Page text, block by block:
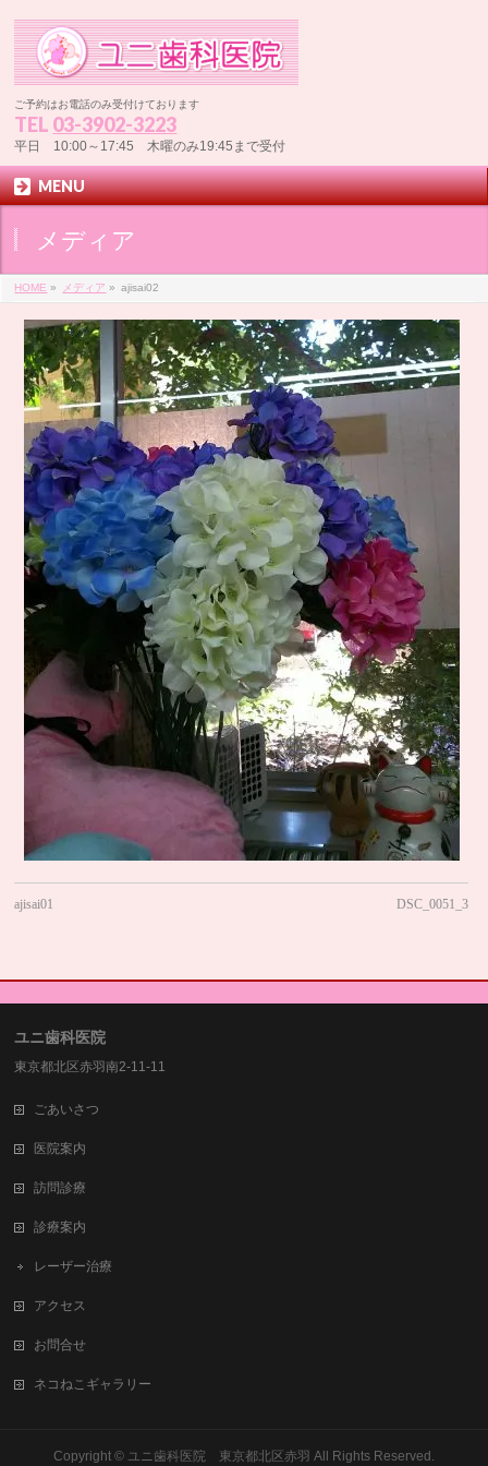
ご予約はお電話のみ受付けております
TEL 03-3902-3223
平日 10:00～17:45 木曜のみ19:45まで受付
MENU
メディア
HOME » メディア » ajisai02
ajisai01 DSC_0051_3
ユニ歯科医院
東京都北区赤羽南2-11-11
ごあいさつ
医院案内
訪問診療
診療案内
レーザー治療
アクセス
お問合せ
ネコねこギャラリー
Copyright © ユニ歯科医院 東京都北区赤羽 All Rights Reserved.